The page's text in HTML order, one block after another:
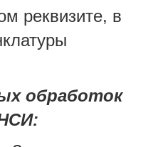
реквизите, в
обработок